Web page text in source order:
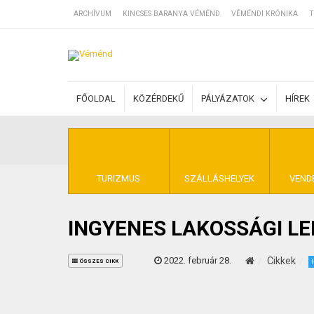
ARCHÍVUM KINCSES BARANYA VÉMÉND VÉMÉNDI KRÓNIKA
FŐOLDAL KÖZÉRDEKŰ PÁLYÁZATOK HÍREK
TURIZMUS SZÁLLÁSHELYEK
SZÁLLÁSOK
BEJEGYZÉSEK
ÁLTALÁNOS
KINCSES
INGYENES LAKOSSÁGI
ÖSSZES CIKK 2022. február 28. Cikkek